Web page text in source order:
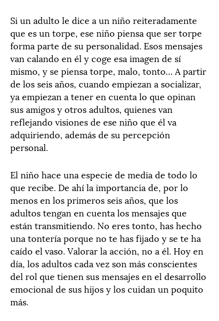
Si un adulto le dice a un niño reiteradamente
que es un torpe, ese niño piensa que ser torpe
forma parte de su personalidad. Esos mensajes
van calando en él y coge esa imagen de sí
mismo, y se piensa torpe, malo, tonto… A partir
de los seis años, cuando empiezan a socializar,
ya empiezan a tener en cuenta lo que opinan
sus amigos y otros adultos, quienes van
reflejando visiones de ese niño que él va
adquiriendo, además de su percepción
personal.
El niño hace una especie de media de todo lo
que recibe. De ahí la importancia de, por lo
menos en los primeros seis años, que los
adultos tengan en cuenta los mensajes que
están transmitiendo. No eres tonto, has hecho
una tontería porque no te has fijado y se te ha
caído el vaso. Valorar la acción, no a él. Hoy en
día, los adultos cada vez son más conscientes
del rol que tienen sus mensajes en el desarrollo
emocional de sus hijos y los cuidan un poquito
más.